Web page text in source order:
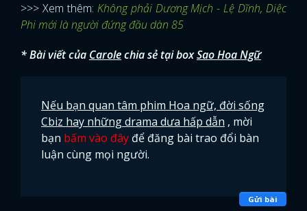
>>> Xem thêm: Không phải Dương Mịch - Lệ Dĩnh, Diệc
Phi mới là người đứng đầu dàn 85
* Bài viết của Carolechia sẻ tại boxSao Hoa Ngữ
Nếu bạn quan tâm phim Hoa ngữ, đời sống
Cbiz hay những drama dưa hấp dẫn , mời
bạn bấm vào đây để đăng bài trao đổi bàn
luận cùng mọi người.
Gửi bài